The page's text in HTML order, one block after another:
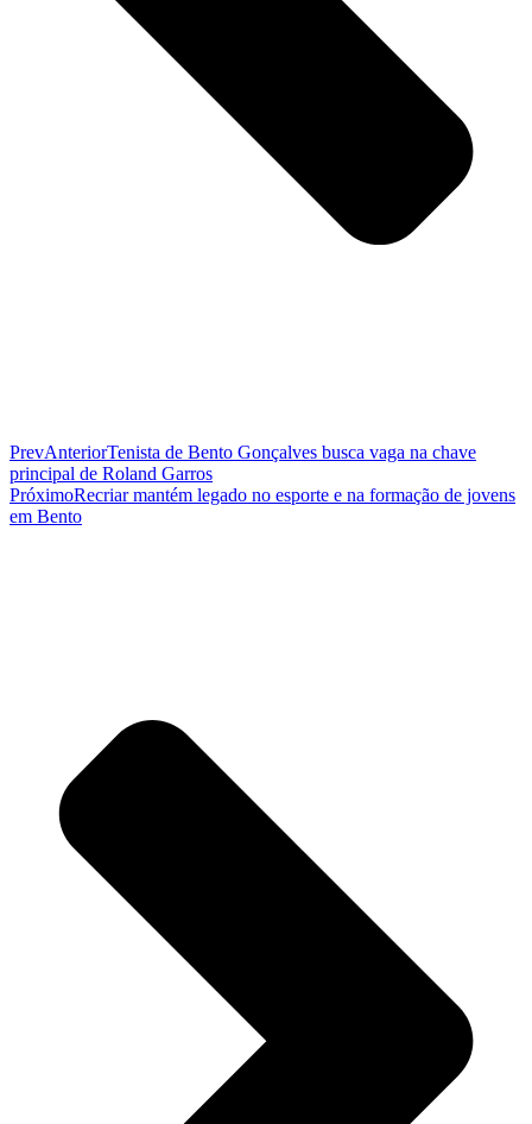
PrevAnteriorTenista de Bento Gonçalves busca vaga na chave
principal de Roland Garros
PróximoRecriar mantém legado no esporte e na formação de jovens
em Bento